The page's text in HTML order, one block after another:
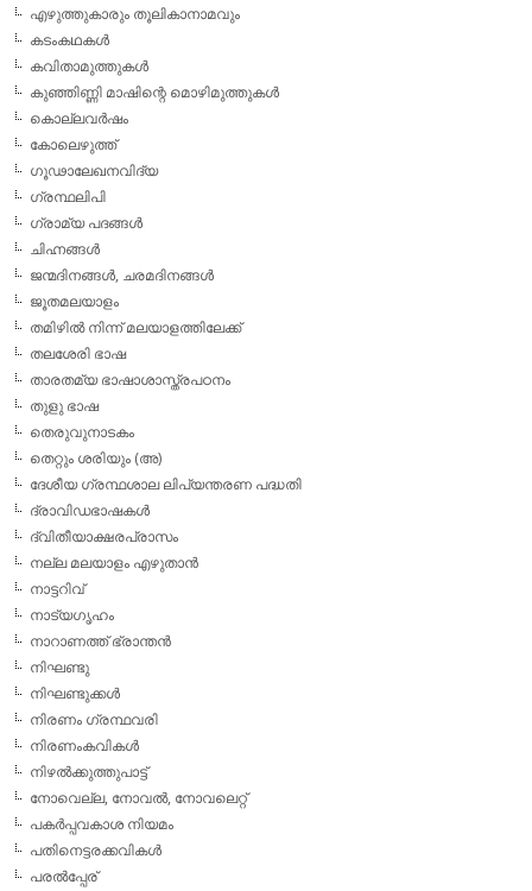
എഴുത്തുകാരും തൂലികാനാമവും
കടംകഥകള്‍
കവിതാമുത്തുകള്‍
കുഞ്ഞിണ്ണി മാഷിന്റെ മൊഴിമുത്തുകള്‍
കൊല്ലവര്‍ഷം
കോലെഴുത്ത്
ഗൂഢാലേഖനവിദ്യ
ഗ്രന്ഥലിപി
ഗ്രാമ്യ പദങ്ങള്‍
ചിഹ്നങ്ങള്‍
ജന്മദിനങ്ങള്‍, ചരമദിനങ്ങള്‍
ജൂതമലയാളം
തമിഴില്‍ നിന്ന് മലയാളത്തിലേക്ക്
തലശേരി ഭാഷ
താരതമ്യ ഭാഷാശാസ്ത്രപഠനം
തുളു ഭാഷ
തെരുവുനാടകം
തെറ്റും ശരിയും (അ)
ദേശീയ ഗ്രന്ഥശാല ലിപ്യന്തരണ പദ്ധതി
ദ്രാവിഡഭാഷകള്‍
ദ്വിതീയാക്ഷരപ്രാസം
നല്ല മലയാളം എഴുതാന്‍
നാട്ടറിവ്
നാട്യഗൃഹം
നാറാണത്ത് ഭ്രാന്തന്‍
നിഘണ്ടു
നിഘണ്ടുക്കള്‍
നിരണം ഗ്രന്ഥവരി
നിരണംകവികള്‍
നിഴല്‍ക്കുത്തുപാട്ട്
നോവെല്ല, നോവല്‍, നോവലെറ്റ്
പകര്‍പ്പവകാശ നിയമം
പതിനെട്ടരക്കവികള്‍
പരല്‍പ്പേര്